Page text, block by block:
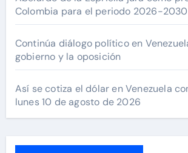
Colombia para el periodo 2026-2030
Continúa diálogo político en
gobierno y la oposición
Así se cotiza el dólar en Venezuela
lunes 10 de agosto de 2026